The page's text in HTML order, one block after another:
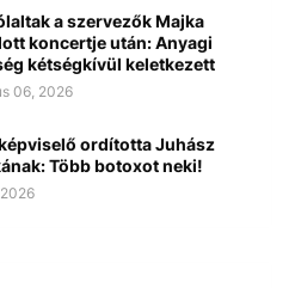
a szervezők Majka
koncertje után: Anyagi
kétségkívül keletkezett
06, 2026
ordította Juhász
Több botoxot neki!